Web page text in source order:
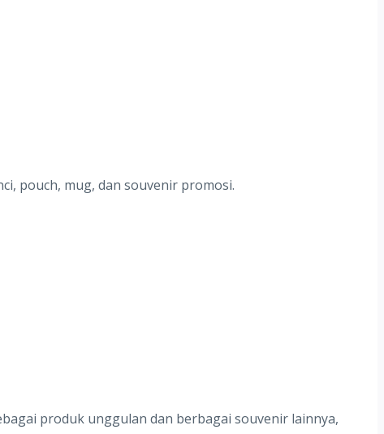
pouch, mug, dan souvenir promosi.
produk unggulan dan berbagai souvenir lainnya,